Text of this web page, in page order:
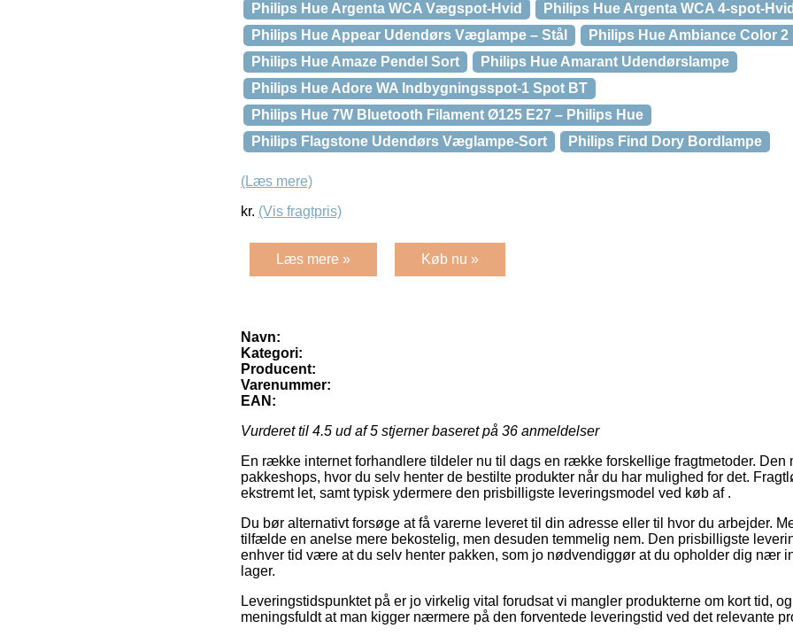
Philips Hue Argenta WCA Vægspot-Hvid
Philips Hue Argenta WCA 4-spot-Hvid
Philips Hue Appear Udendørs Væglampe – Stål
Philips Hue Ambiance Color
Philips Hue Amaze Pendel Sort
Philips Hue Amarant Udendørslampe
Philips Hue Adore WA Indbygningsspot-1 Spot BT
Philips Hue 7W Bluetooth Filament Ø125 E27 – Philips Hue
Philips Flagstone Udendørs Væglampe-Sort
Philips Find Dory Bordlampe
(Læs mere)
kr. (Vis fragtpris)
Læs mere » Køb nu »
Navn:
Kategori:
Producent:
Varenummer:
EAN:
Vurderet til 4.5 ud af 5 stjerner baseret på 36 anmeldelser
En række internet forhandlere tildeler nu til dags en række forskellige fragtmetoder. Den
pakkeshops, hvor du selv henter de bestilte produkter når du har mulighed for det.
ekstremt let, samt typisk ydermere den prisbilligste leveringsmodel ved køb af .
Du bør alternativt forsøge at få varerne leveret til din adresse eller til hvor du arbejder.
tilfælde en anelse mere bekostelig, men desuden temmelig nem. Den prisbilligste
enhver tid være at du selv henter pakken, som jo nødvendiggør at du opholder dig nær
lager.
Leveringstidspunktet på er jo virkelig vital forudsat vi mangler produkterne om kort tid,
meningsfuldt at man kigger nærmere på den forventede leveringstid ved det relevante